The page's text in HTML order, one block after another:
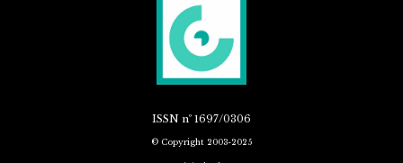
ISSN nº 1697/0306
© Copyright 2003-2025